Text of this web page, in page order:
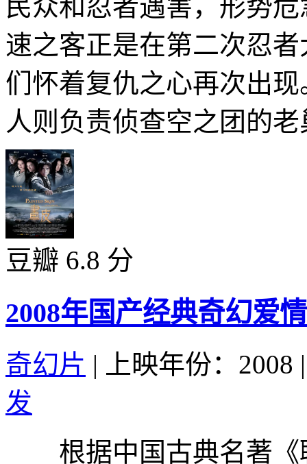
民众和忍者遇害，形势
速之客正是在第二次忍
们怀着复仇之心再次出
人则负责侦查空之团的
豆瓣 6.8 分
2008年国产经典奇幻爱
奇幻片 | 上映年份：2008 |
发
根据中国古典名著